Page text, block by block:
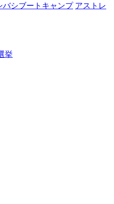
バシブートキャンプ アストレ
挙